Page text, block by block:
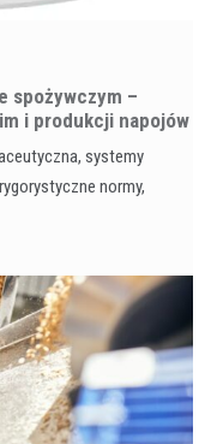
spożywczym –
i produkcji napojów
systemy
normy,